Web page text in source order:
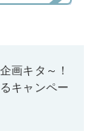
画キタ～！
キャンペー